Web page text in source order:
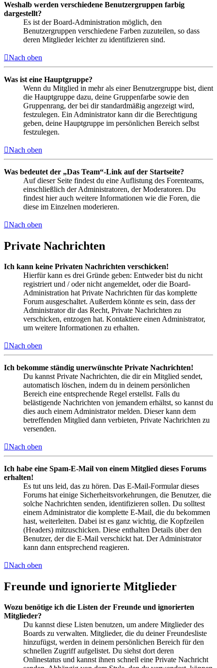
Weshalb werden verschiedene Benutzergruppen farbig
dargestellt?
Es ist der Board-Administration möglich, den
Benutzergruppen verschiedene Farben zuzuteilen, so dass
deren Mitglieder leichter zu identifizieren sind.
Nach oben
Was ist eine Hauptgruppe?
Wenn du Mitglied in mehr als einer Benutzergruppe bist, dient
die Hauptgruppe dazu, deine Gruppenfarbe sowie den
Gruppenrang, der bei dir standardmäßig angezeigt wird,
festzulegen. Ein Administrator kann dir die Berechtigung
geben, deine Hauptgruppe im persönlichen Bereich selbst
festzulegen.
Nach oben
Was bedeutet der „Das Team“-Link auf der Startseite?
Auf dieser Seite findest du eine Auflistung des Forenteams,
einschließlich der Administratoren, der Moderatoren. Du
findest hier auch weitere Informationen wie die Foren, die
diese im Einzelnen moderieren.
Nach oben
Private Nachrichten
Ich kann keine Privaten Nachrichten verschicken!
Hierfür kann es drei Gründe geben: Entweder bist du nicht
registriert und / oder nicht angemeldet, oder die Board-
Administration hat Private Nachrichten für das komplette
Forum ausgeschaltet. Außerdem könnte es sein, dass der
Administrator dir das Recht, Private Nachrichten zu
verschicken, entzogen hat. Kontaktiere einen Administrator,
um weitere Informationen zu erhalten.
Nach oben
Ich bekomme ständig unerwünschte Private Nachrichten!
Du kannst Private Nachrichten, die dir ein Mitglied sendet,
automatisch löschen, indem du in deinem persönlichen
Bereich eine entsprechende Regel erstellst. Falls du
belästigende Nachrichten von jemandem erhältst, so kannst du
dies auch einem Administrator melden. Dieser kann dem
betreffenden Mitglied dann verbieten, Private Nachrichten zu
versenden.
Nach oben
Ich habe eine Spam-E-Mail von einem Mitglied dieses Forums
erhalten!
Es tut uns leid, das zu hören. Das E-Mail-Formular dieses
Forums hat einige Sicherheitsvorkehrungen, die Benutzer, die
solche Nachrichten senden, identifizieren sollen. Du solltest
einem Administrator die komplette E-Mail, die du bekommen
hast, weiterleiten. Dabei ist es ganz wichtig, die Kopfzeilen
(Headers) mitzuschicken. Diese enthalten Details über den
Benutzer, der die E-Mail verschickt hat. Der Administrator
kann dann entsprechend reagieren.
Nach oben
Freunde und ignorierte Mitglieder
Wozu benötige ich die Listen der Freunde und ignorierten
Mitglieder?
Du kannst diese Listen benutzen, um andere Mitglieder des
Boards zu verwalten. Mitglieder, die du deiner Freundesliste
hinzufügst, werden in deinem persönlichen Bereich für den
schnellen Zugriff aufgelistet. Du siehst dort deren
Onlinestatus und kannst ihnen schnell eine Private Nachricht